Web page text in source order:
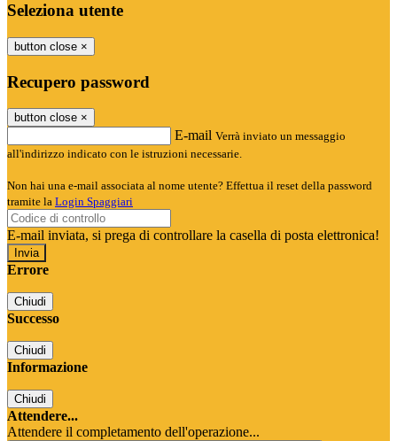
Seleziona utente
button close ×
Recupero password
button close ×
E-mail Verrà inviato un messaggio
all'indirizzo indicato con le istruzioni necessarie.
Non hai una e-mail associata al nome utente? Effettua il reset della password
tramite la Login Spaggiari
E-mail inviata, si prega di controllare la casella di posta elettronica!
Errore
Chiudi
Successo
Chiudi
Informazione
Chiudi
Attendere...
Attendere il completamento dell'operazione...